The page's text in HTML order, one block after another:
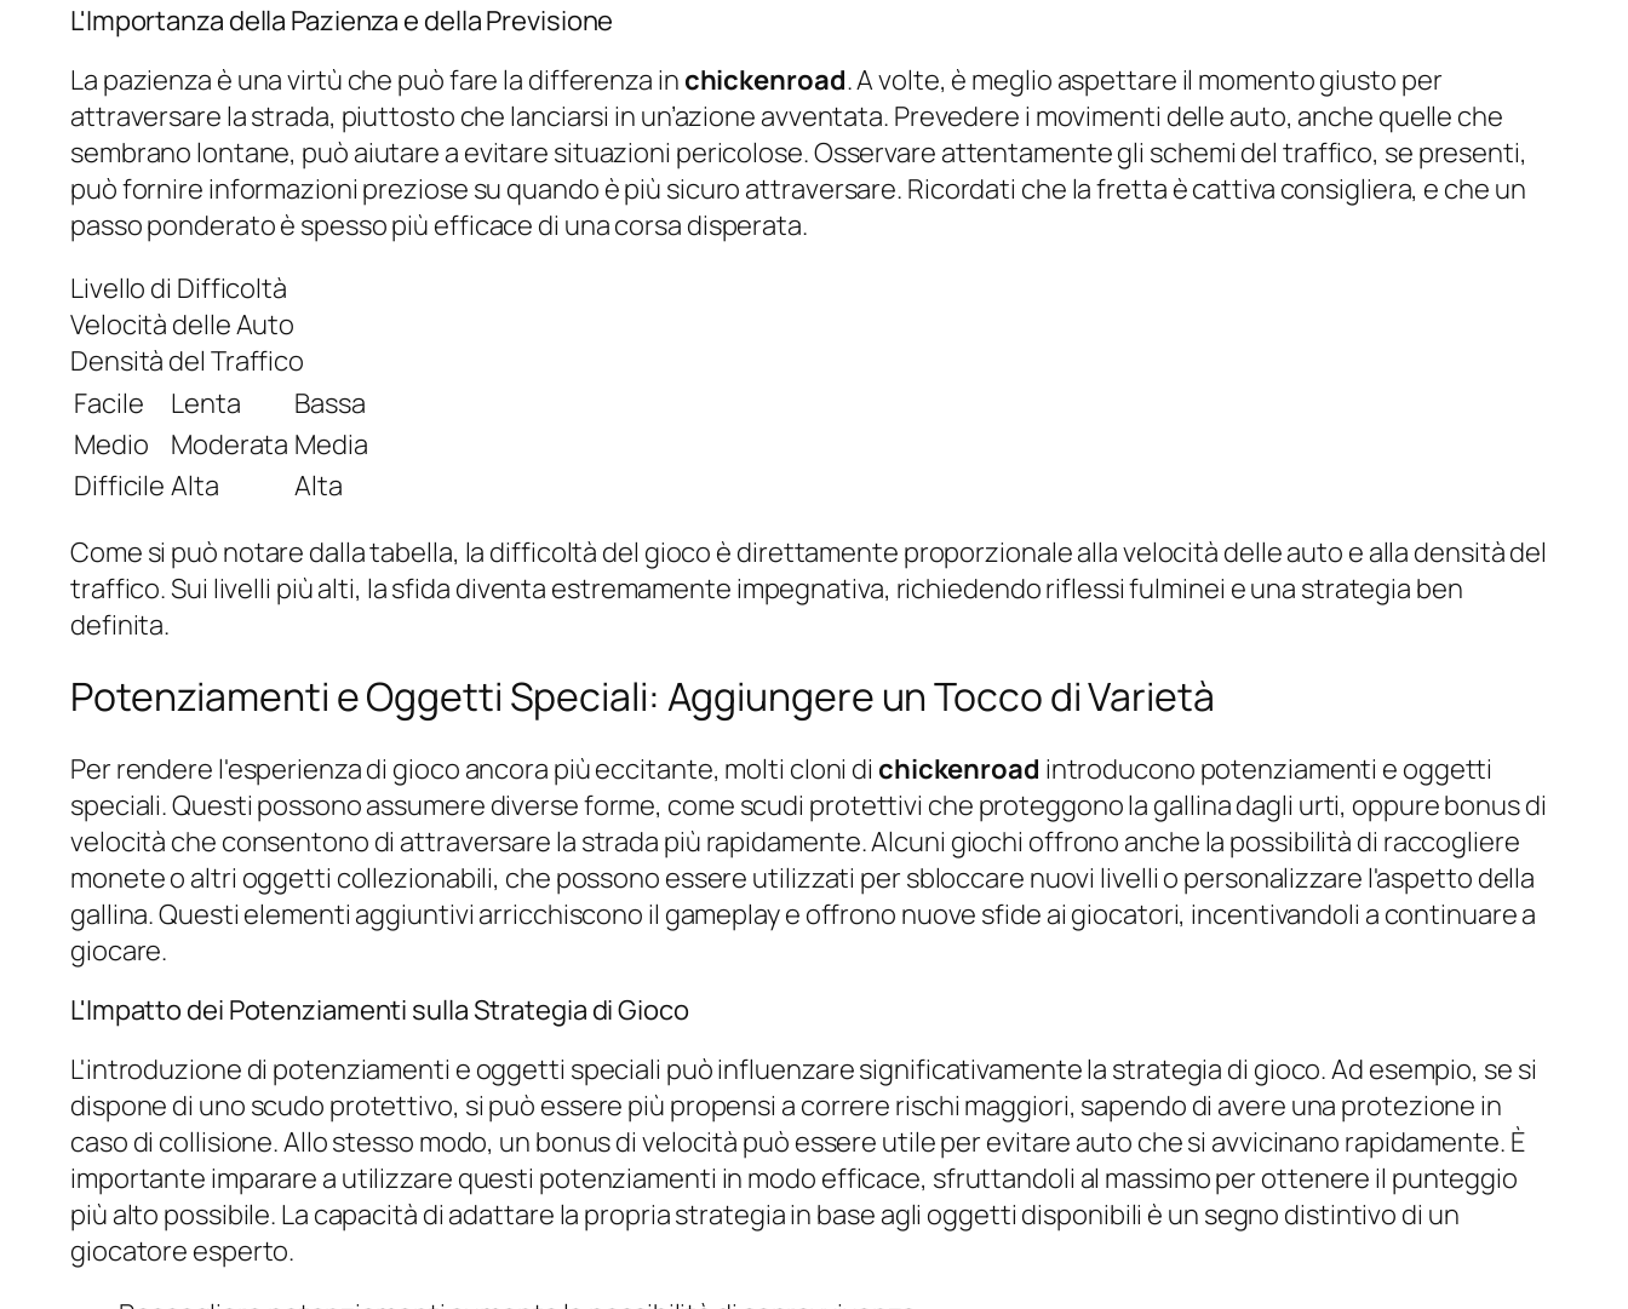
L'Importanza della Pazienza e della Previsione
La pazienza è una virtù che può fare la differenza in chickenroad. A volte, è meglio aspettare il momento giusto per
attraversare la strada, piuttosto che lanciarsi in un’azione avventata. Prevedere i movimenti delle auto, anche quelle che
sembrano lontane, può aiutare a evitare situazioni pericolose. Osservare attentamente gli schemi del traffico, se presenti,
può fornire informazioni preziose su quando è più sicuro attraversare. Ricordati che la fretta è cattiva consigliera, e che un
passo ponderato è spesso più efficace di una corsa disperata.
Livello di Difficoltà
Velocità delle Auto
Densità del Traffico
Facile
Lenta
Bassa
Medio
Moderata Media
Difficile Alta
Alta
Come si può notare dalla tabella, la difficoltà del gioco è direttamente proporzionale alla velocità delle auto e alla densità del
traffico. Sui livelli più alti, la sfida diventa estremamente impegnativa, richiedendo riflessi fulminei e una strategia ben
definita.
Potenziamenti e Oggetti Speciali: Aggiungere un Tocco di Varietà
Per rendere l'esperienza di gioco ancora più eccitante, molti cloni di chickenroad introducono potenziamenti e oggetti
speciali. Questi possono assumere diverse forme, come scudi protettivi che proteggono la gallina dagli urti, oppure bonus di
velocità che consentono di attraversare la strada più rapidamente. Alcuni giochi offrono anche la possibilità di raccogliere
monete o altri oggetti collezionabili, che possono essere utilizzati per sbloccare nuovi livelli o personalizzare l'aspetto della
gallina. Questi elementi aggiuntivi arricchiscono il gameplay e offrono nuove sfide ai giocatori, incentivandoli a continuare a
giocare.
L'Impatto dei Potenziamenti sulla Strategia di Gioco
L'introduzione di potenziamenti e oggetti speciali può influenzare significativamente la strategia di gioco. Ad esempio, se si
dispone di uno scudo protettivo, si può essere più propensi a correre rischi maggiori, sapendo di avere una protezione in
caso di collisione. Allo stesso modo, un bonus di velocità può essere utile per evitare auto che si avvicinano rapidamente. È
importante imparare a utilizzare questi potenziamenti in modo efficace, sfruttandoli al massimo per ottenere il punteggio
più alto possibile. La capacità di adattare la propria strategia in base agli oggetti disponibili è un segno distintivo di un
giocatore esperto.